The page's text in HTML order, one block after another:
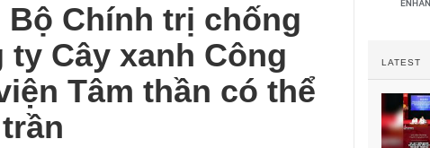
Chính trị chống
Cây xanh Công
Tâm thần có thể
LATEST